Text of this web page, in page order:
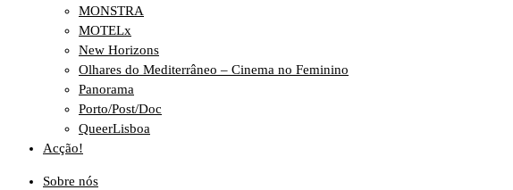
MONSTRA
MOTELx
New Horizons
Olhares do Mediterrâneo – Cinema no Feminino
Panorama
Porto/Post/Doc
QueerLisboa
Acção!
Sobre nós